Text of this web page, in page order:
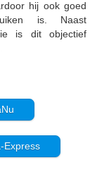
hij ook goed
is. Naast
is dit objectief
Express